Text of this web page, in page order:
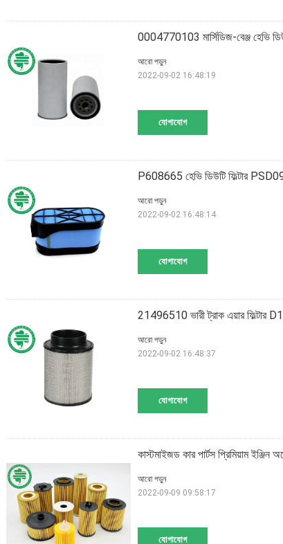
0004770103 মার্সিডিজ-বেঞ্জ হেভি
যোগাযোগ
আরো পড়ুন
2022-09-02 16:48:19
P608665 হেভি ডিউটি ​​ফিল্টার
যোগাযোগ
আরো পড়ুন
2022-09-02 16:48:14
21496510 ভারী ট্রাক এয়ার ফিল্টার
যোগাযোগ
আরো পড়ুন
2022-09-02 16:48:37
কাস্টমাইজড কার পার্টস প্রিমিয়াম
যোগাযোগ
আরো পড়ুন
2022-09-09 09:58:17